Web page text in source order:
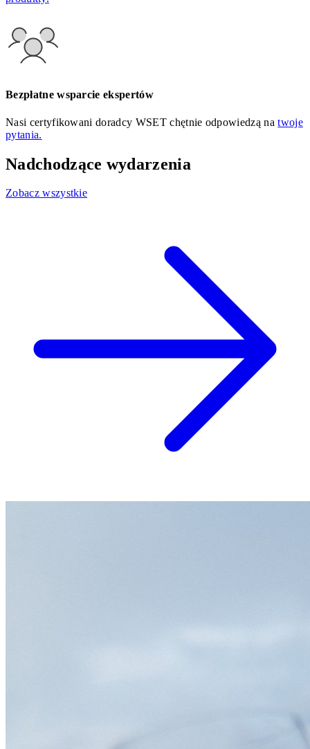
Bezpłatne wsparcie ekspertów
Nasi certyfikowani doradcy WSET chętnie odpowiedzą natwoje
pytania.
Nadchodzące wydarzenia
Zobacz wszystkie